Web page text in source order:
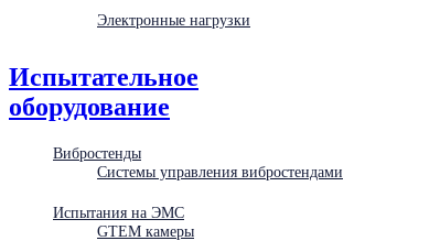
Электронные нагрузки
Испытательное
оборудование
Вибростенды
Системы управления вибростендами
Испытания на ЭМС
GTEM камеры